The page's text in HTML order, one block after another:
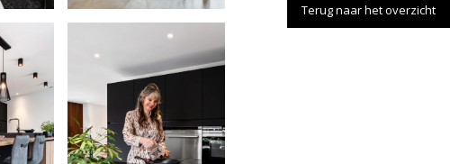
Terug naar het overzicht